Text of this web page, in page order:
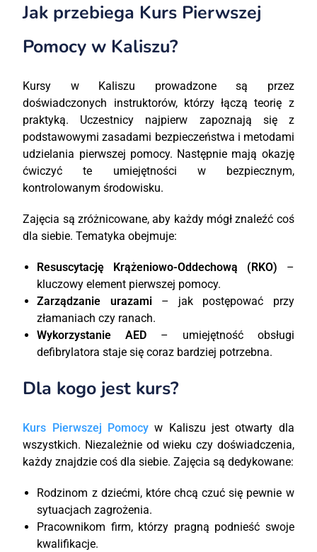
Jak przebiega Kurs Pierwszej
Pomocy w Kaliszu?
Kursy w Kaliszu prowadzone są przez
doświadczonych instruktorów, którzy łączą teorię z
praktyką. Uczestnicy najpierw zapoznają się z
podstawowymi zasadami bezpieczeństwa i metodami
udzielania pierwszej pomocy. Następnie mają okazję
ćwiczyć te umiejętności w bezpiecznym,
kontrolowanym środowisku.
Zajęcia są zróżnicowane, aby każdy mógł znaleźć coś
dla siebie. Tematyka obejmuje:
Resuscytację Krążeniowo-Oddechową (RKO) –
kluczowy element pierwszej pomocy.
Zarządzanie urazami– jak postępować przy
złamaniach czy ranach.
Wykorzystanie AED – umiejętność obsługi
defibrylatora staje się coraz bardziej potrzebna.
Dla kogo jest kurs?
Kurs Pierwszej Pomocy w Kaliszu jest otwarty dla
wszystkich. Niezależnie od wieku czy doświadczenia,
każdy znajdzie coś dla siebie. Zajęcia są dedykowane:
Rodzinom z dziećmi, które chcą czuć się pewnie w
sytuacjach zagrożenia.
Pracownikom firm, którzy pragną podnieść swoje
kwalifikacje.